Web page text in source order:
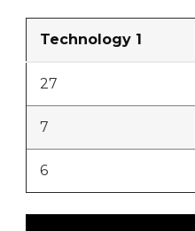
Technology 1
27
7
6